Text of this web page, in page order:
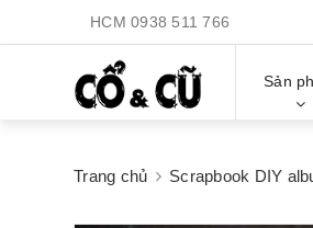
HCM 0938 511 766
Sản
Trang chủ Scrapbook DIY